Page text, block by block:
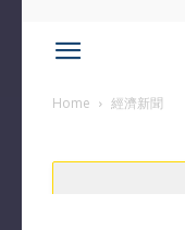
Home 經濟新聞